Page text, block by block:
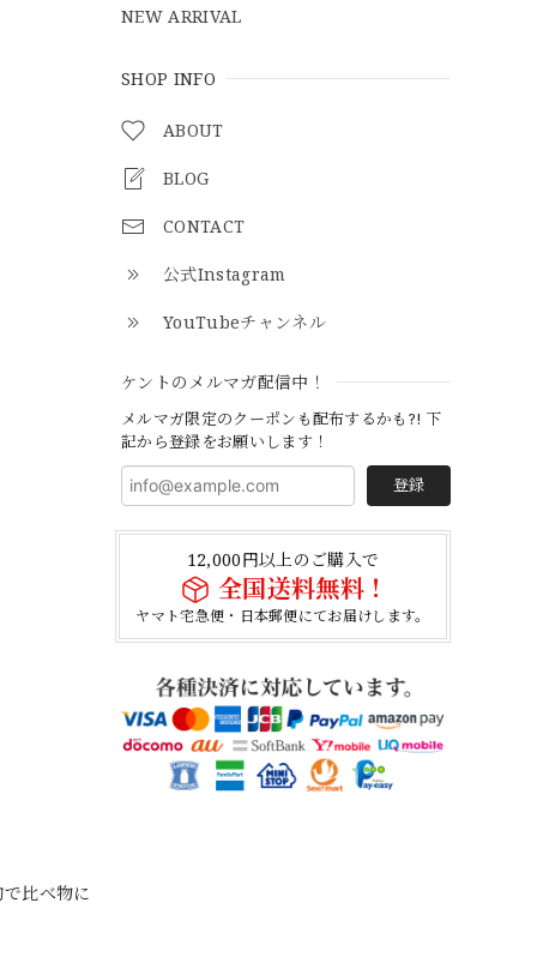
NEW ARRIVAL
SHOP INFO
ABOUT
BLOG
CONTACT
公式Instagram
YouTubeチャンネル
ケントのメルマガ配信中！
メルマガ限定のクーポンも配布するかも?! 下
記から登録をお願いします！
登録
12,000円以上のご購入で
全国送料無料！
ヤマト宅急便・日本郵便にてお届けします。
比べ物に